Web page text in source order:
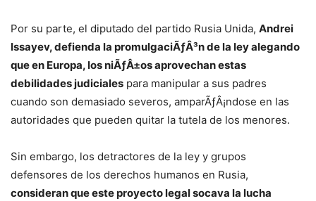
Por su parte, el diputado del partido Rusia Unida, Andrei
Issayev, defienda la promulgaciÃƒÂ³n de la ley alegando
que en Europa, los niÃƒÂ±os aprovechan estas
debilidades judiciales para manipular a sus padres
cuando son demasiado severos, amparÃƒÂ¡ndose en las
autoridades que pueden quitar la tutela de los menores.
Sin embargo, los detractores de la ley y grupos
defensores de los derechos humanos en Rusia,
consideran que este proyecto legal socava la lucha